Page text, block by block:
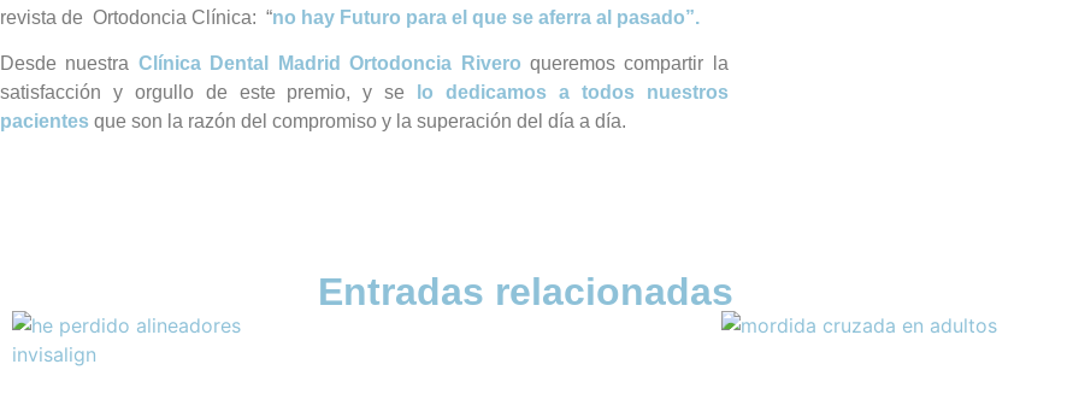
revista de Ortodoncia Clínica: “no hay Futuro para el que se aferra al pasado”.
Desde nuestra Clínica Dental Madrid Ortodoncia Rivero queremos compartir la
satisfacción y orgullo de este premio, y se
lo dedicamos a todos nuestros
pacientes que son la razón del compromiso y la superación del día a día.
Entradas relacionadas